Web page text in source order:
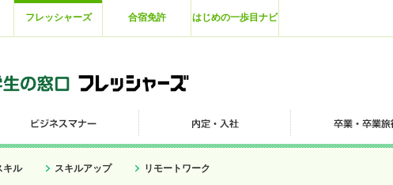
フレッシャーズ 合宿免許 はじめの一歩目ナビ
キル スキルアップ リモートワーク